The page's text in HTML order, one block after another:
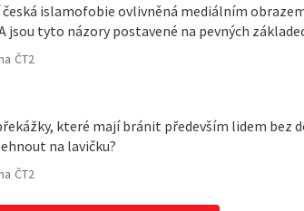
islamofobie ovlivněná mediálním
jsou tyto názory postavené na pevných
ČT2
které mají bránit především lidem bez
na lavičku?
ČT2